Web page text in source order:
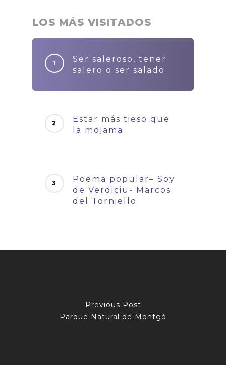
LOS MÁS VISITADOS
Ser saleroso, tener
salero o ser salado
Estar más tieso que
la mojama
Poema popular– Soy
de Verdiciu- Marcos
del Torniello
Previous Post
Parque Natural de Montgó